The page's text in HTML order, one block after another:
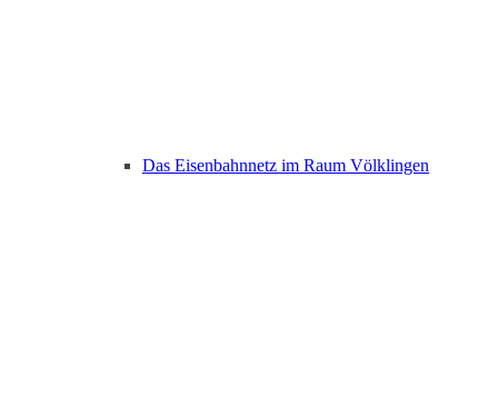
Das Eisenbahnnetz im Raum Völklingen